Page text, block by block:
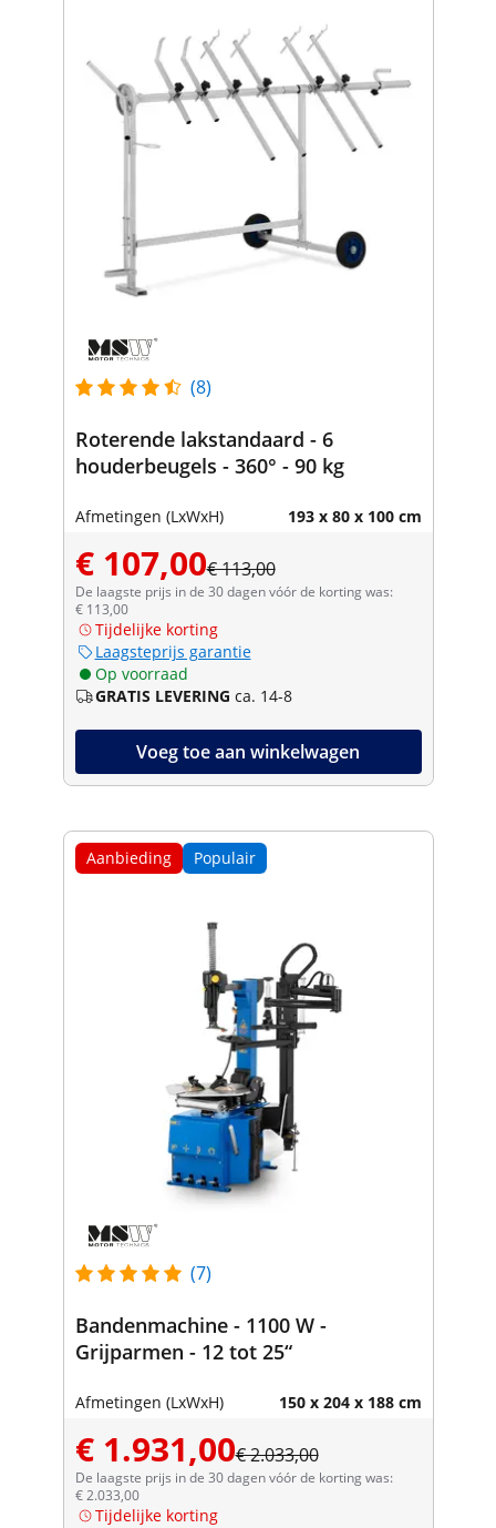
(8)
Roterende lakstandaard - 6
houderbeugels - 360° - 90 kg
Afmetingen (LxWxH) 193 x 80 x 100 cm
€ 107,00€ 113,00
De laagste prijs in de 30 dagen vóór de korting was:
€ 113,00
Tijdelijke korting
Laagsteprijs garantie
Op voorraad
GRATIS LEVERING ca. 14-8
Voeg toe aan winkelwagen
Aanbieding Populair
(7)
Bandenmachine - 1100 W -
Grijparmen - 12 tot 25“
Afmetingen (LxWxH) 150 x 204 x 188 cm
€ 1.931,00€ 2.033,00
De laagste prijs in de 30 dagen vóór de korting was:
€ 2.033,00
Tijdelijke korting